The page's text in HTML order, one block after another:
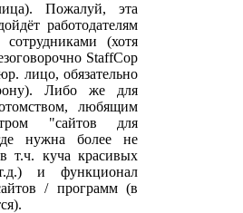
Пожалуй, эта
работодателям
(хотя
StaffCop
лицо, обязательно
Либо же для
любящим
"сайтов для
нужна более не
т.ч. куча красивых
и функционал
/ программ (в